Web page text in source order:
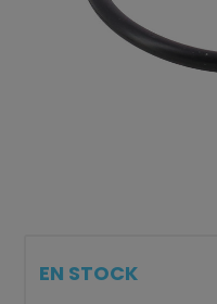
EN STOCK